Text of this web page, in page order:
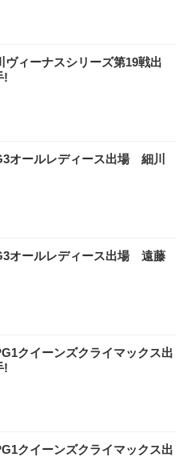
ヴィーナスシリーズ第19戦出
!
オールレディース出場 細川
オールレディース出場 遠藤
クイーンズクライマックス出
!
クイーンズクライマックス出